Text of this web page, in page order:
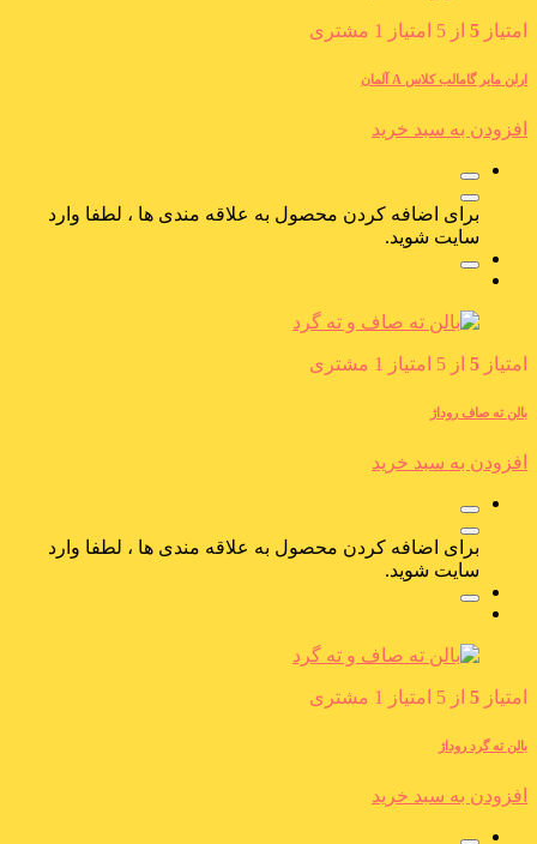
امتیاز 5 از 5 امتیاز 1 مشتری
ارلن مایر گامالب کلاس A آلمان
افزودن به سبد خرید
برای اضافه کردن محصول به علاقه مندی ها ، لطفا وارد
سایت شوید.
امتیاز 5 از 5 امتیاز 1 مشتری
بالن ته صاف روداژ
افزودن به سبد خرید
برای اضافه کردن محصول به علاقه مندی ها ، لطفا وارد
سایت شوید.
امتیاز 5 از 5 امتیاز 1 مشتری
بالن ته گرد روداژ
افزودن به سبد خرید